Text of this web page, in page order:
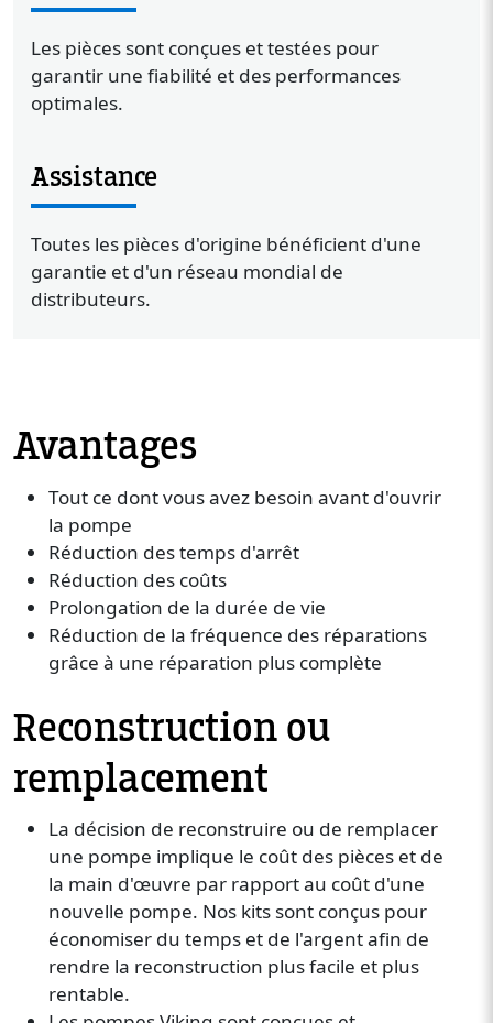
Les pièces sont conçues et testées pour
garantir une fiabilité et des performances
optimales.
Assistance
Toutes les pièces d'origine bénéficient d'une
garantie et d'un réseau mondial de
distributeurs.
Avantages
Tout ce dont vous avez besoin avant d'ouvrir
la pompe
Réduction des temps d'arrêt
Réduction des coûts
Prolongation de la durée de vie
Réduction de la fréquence des réparations
grâce à une réparation plus complète
Reconstruction ou
remplacement
La décision de reconstruire ou de remplacer
une pompe implique le coût des pièces et de
la main d'œuvre par rapport au coût d'une
nouvelle pompe. Nos kits sont conçus pour
économiser du temps et de l'argent afin de
rendre la reconstruction plus facile et plus
rentable.